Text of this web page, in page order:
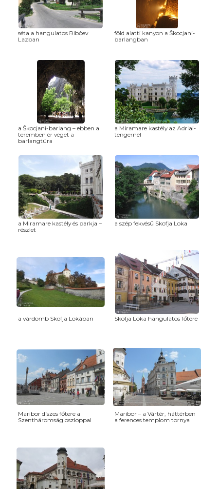
séta a hangulatos Ribčev
Lazban
föld alatti kanyon a Škocjani-
barlangban
a Škocjani-barlang – ebben a
teremben ér véget a
barlangtúra
a Miramare kastély az Adriai-
tengernél
a Miramare kastély és parkja –
részlet
a szép fekvésű Skofja Loka
a várdomb Skofja Lokában Skofja Loka hangulatos főtere
Maribor díszes főtere a
Szentháromság oszloppal
Maribor – a Vártér, háttérben
a ferences templom tornya